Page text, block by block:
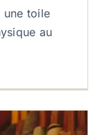
une toile
au